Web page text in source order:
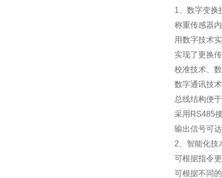
1 、数字变
称重传感器
用数字技术
实现了更换
校准技术、
数字通讯技术
总线结构便
采用 RS485
输出信号可达
2 、智能化技
可根据指令
可根据不同